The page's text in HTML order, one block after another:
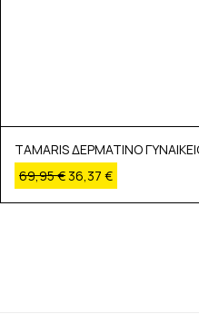
TAMARIS ΔΕΡΜΑΤΙΝΟ
69,95€ 36,37 €